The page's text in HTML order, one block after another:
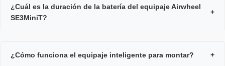
¿Cuál es la duración de la batería del equipaje Airwheel
SE3MiniT?
+
¿Cómo funciona el equipaje inteligente para montar? +